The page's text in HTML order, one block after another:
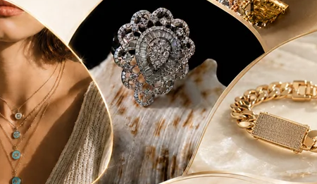
sigortasıdır..”
ve tekstil
42 Ekonomi Tüm Manşetler